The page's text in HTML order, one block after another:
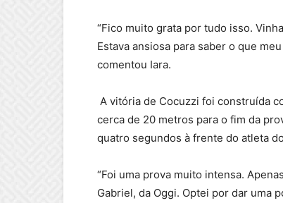
“Fico muito grata por tudo isso.
Estava ansiosa para saber o que
comentou Iara.
A vitória de Cocuzzi foi construída
cerca de 20 metros para o fim da
quatro segundos à frente do atleta
“Foi uma prova muito intensa.
Gabriel, da Oggi. Optei por dar uma